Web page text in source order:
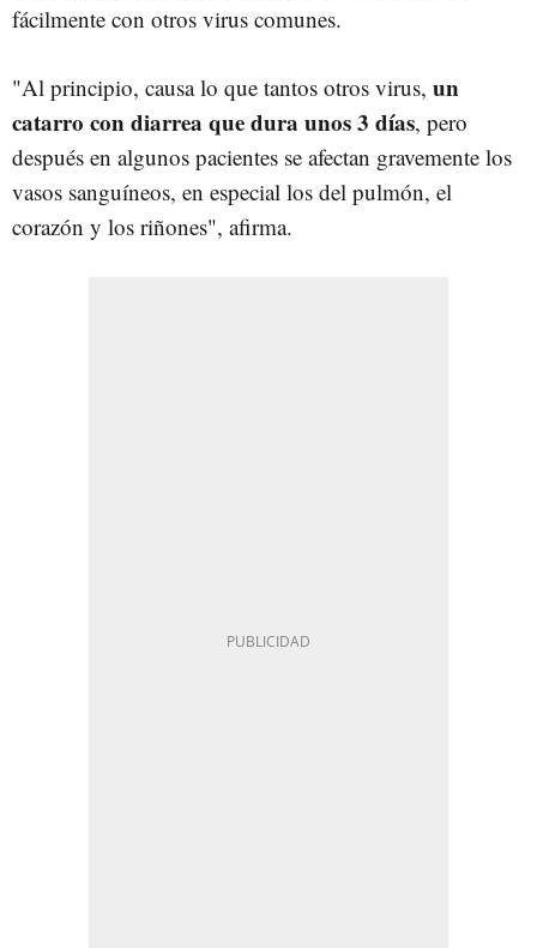
fácilmente con otros virus comunes.
"Al principio, causa lo que tantos otros virus, un
catarro con diarrea que dura unos 3 días, pero
después en algunos pacientes se afectan gravemente los
vasos sanguíneos, en especial los del pulmón, el
corazón y los riñones", afirma.